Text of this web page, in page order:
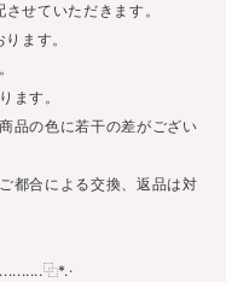
せていただきます。
ます。
ます。
品の色に若干の差がござい
都合による交換、返品は対
⿻*.·